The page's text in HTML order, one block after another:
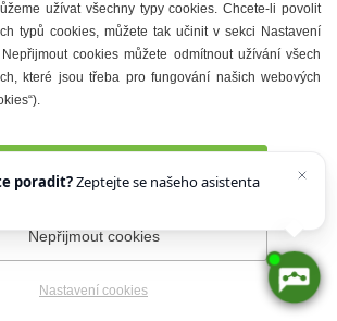
YouTube kanál
MĚSTO HUSTOPEČE
NA FACEBOOKU
užívat všechny typy cookies. Chcete-li povolit
typů cookies, můžete tak učinit v sekci Nastavení
cookies můžete odmítnout užívání všech
které jsou třeba pro fungování našich webových
Nepřijmout cookies
Nastavení cookies
poradit?Zeptejte se našeho asistenta